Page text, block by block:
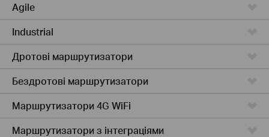
Agile
Industrial
Дротові маршрутизатори
Бездротові маршрутизатори
Маршрутизатори 4G WiFi
Маршрутизатори з інтеграціями